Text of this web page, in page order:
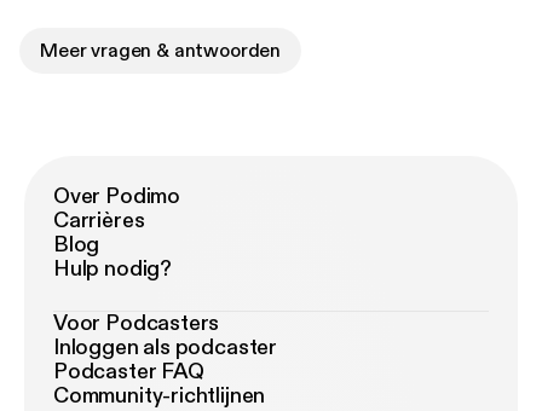
Meer vragen & antwoorden
Over Podimo
Carrières
Blog
Hulp nodig?
Voor Podcasters
Inloggen als podcaster
Podcaster FAQ
Community-richtlijnen